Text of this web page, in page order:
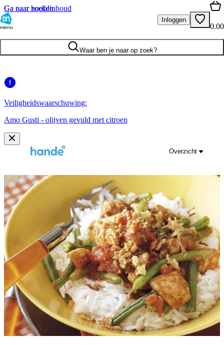
Ga naar hoofdinhoud
Ga naar zoeken
menu
Inloggen
0.00
Waar ben je naar op zoek?
Veiligheidswaarschuwing:
Amo Gusti - olijven gevuld met citroen
Overzicht